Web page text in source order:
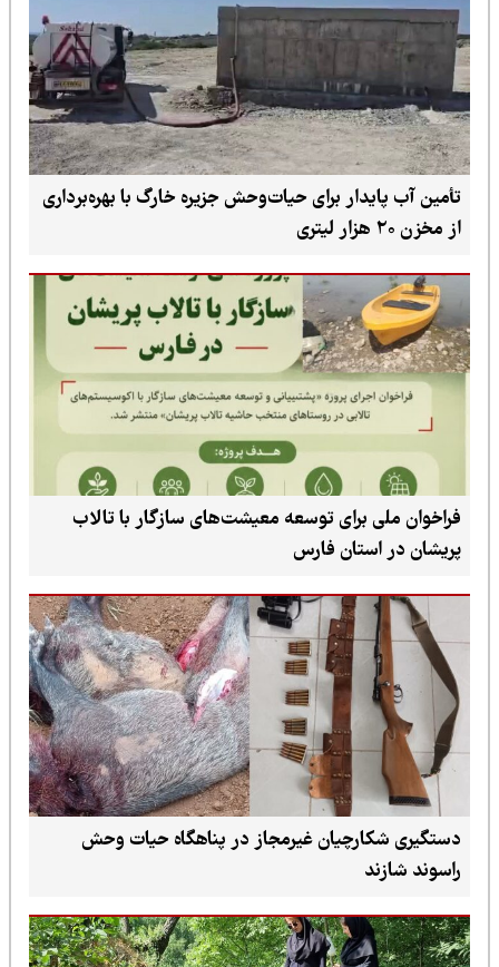
تأمین آب پایدار برای حیات‌وحش جزیره خارگ با بهره‌برداری
از مخزن ۲۰ هزار لیتری
فراخوان ملی برای توسعه معیشت‌های سازگار با تالاب
پریشان در استان فارس
دستگیری شکارچیان غیرمجاز در پناهگاه حیات وحش
راسوند شازند